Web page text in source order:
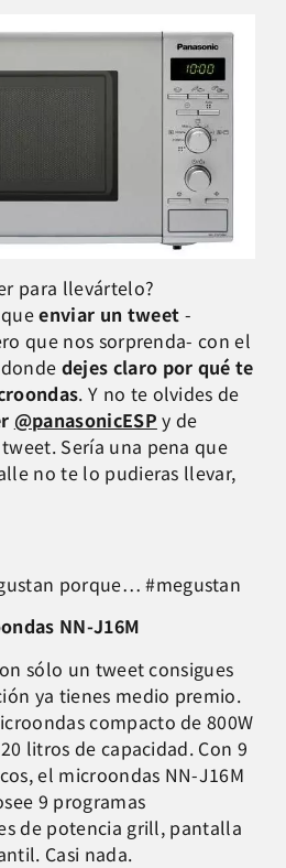
para llevártelo?
queenviar un tweet -
que nos sorprenda- con el
donde dejes claro por qué te
. Y no te olvides de
@panasonicESP y de
Sería una pena que
no te lo pudieras llevar,
porque… #megustan
NN-J16M
sólo un tweet consigues
ya tienes medio premio.
compacto de 800W
litros de capacidad. Con 9
el microondas NN-J16M
9 programas
de potencia grill, pantalla
Casi nada.